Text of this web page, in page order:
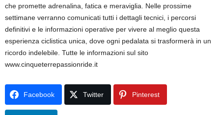
che promette adrenalina, fatica e meraviglia. Nelle prossime
settimane verranno comunicati tutti i dettagli tecnici, i percorsi
definitivi e le informazioni operative per vivere al meglio questa
esperienza ciclistica unica, dove ogni pedalata si trasformerà in un
ricordo indelebile. Tutte le informazioni sul sito
www.cinqueterrepassionride.it
Facebook Twitter Pinterest